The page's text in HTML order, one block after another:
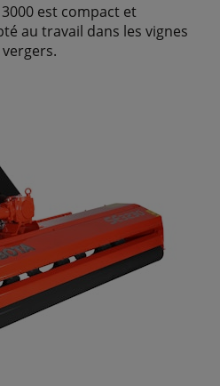
est compact et
au travail dans les vignes